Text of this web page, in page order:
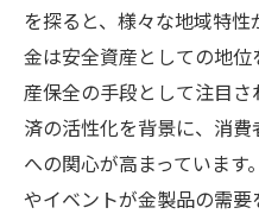
を探ると、様々な地域特性
金は安全資産としての地
産保全の手段として注目
済の活性化を背景に、消
への関心が高まっています
やイベントが金製品の需